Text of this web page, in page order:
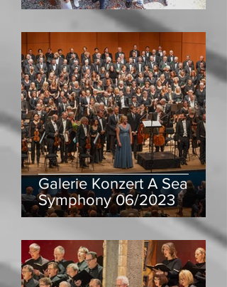
Galerie Konzert A Sea
Symphony 06/2023